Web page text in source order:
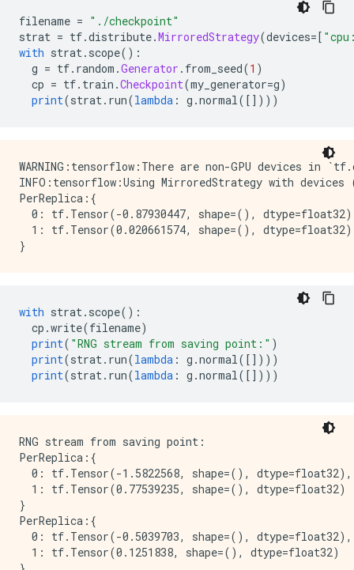
filename = "./checkpoint"
strat = tf.distribute.MirroredStrategy(devices=[
with strat. scope():
g = tf. random .Generator . from_seed(1 )
cp = tf. train .Checkpoint(my_generator=g)
print(strat. run(lambda : g .normal([])))
WARNING:tensorflow:There are non-GPU devices
INFO:tensorflow:Using MirroredStrategy with
PerReplica:{
0: tf.Tensor(-0.87930447, shape=(),
  1: tf.Tensor(0.020661574, shape=(), dtype=float32)
with strat. scope():
cp .write(filename)
print( "RNG stream from saving point:" )
print(strat. run(lambda : g .normal([])))
print(strat. run(lambda : g .normal([])))
RNG stream from saving point:
PerReplica:{
  0: tf.Tensor(-1.5822568, shape=(), dtype=float32),
  1: tf.Tensor(0.77539235, shape=(), dtype=float32)
}
PerReplica:{
  0: tf.Tensor(-0.5039703, shape=(), dtype=float32),
  1: tf.Tensor(0.1251838, shape=(), dtype=float32)